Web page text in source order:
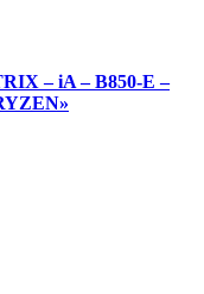
– iA – B850-E –